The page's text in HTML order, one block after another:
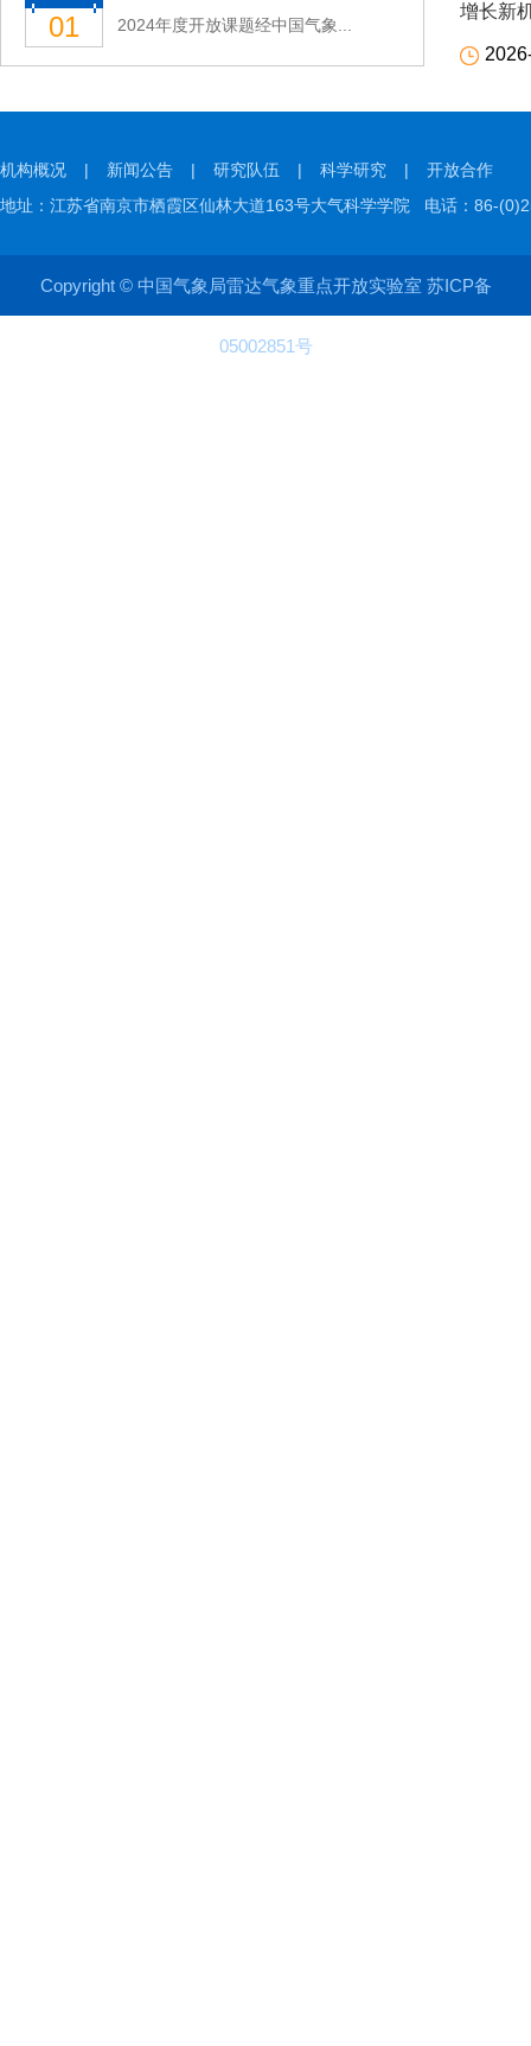
01 2024年度开放课题经中国气象...
增长新
机构概况 | 新闻公告 | 研究队伍 | 科学研究 |
开放合作
地址：江苏省南京市栖霞区仙林大道163号大气科学学院 电话：86-
Copyright © 中国气象局雷达气象重点开放实验室 苏ICP备
05002851号